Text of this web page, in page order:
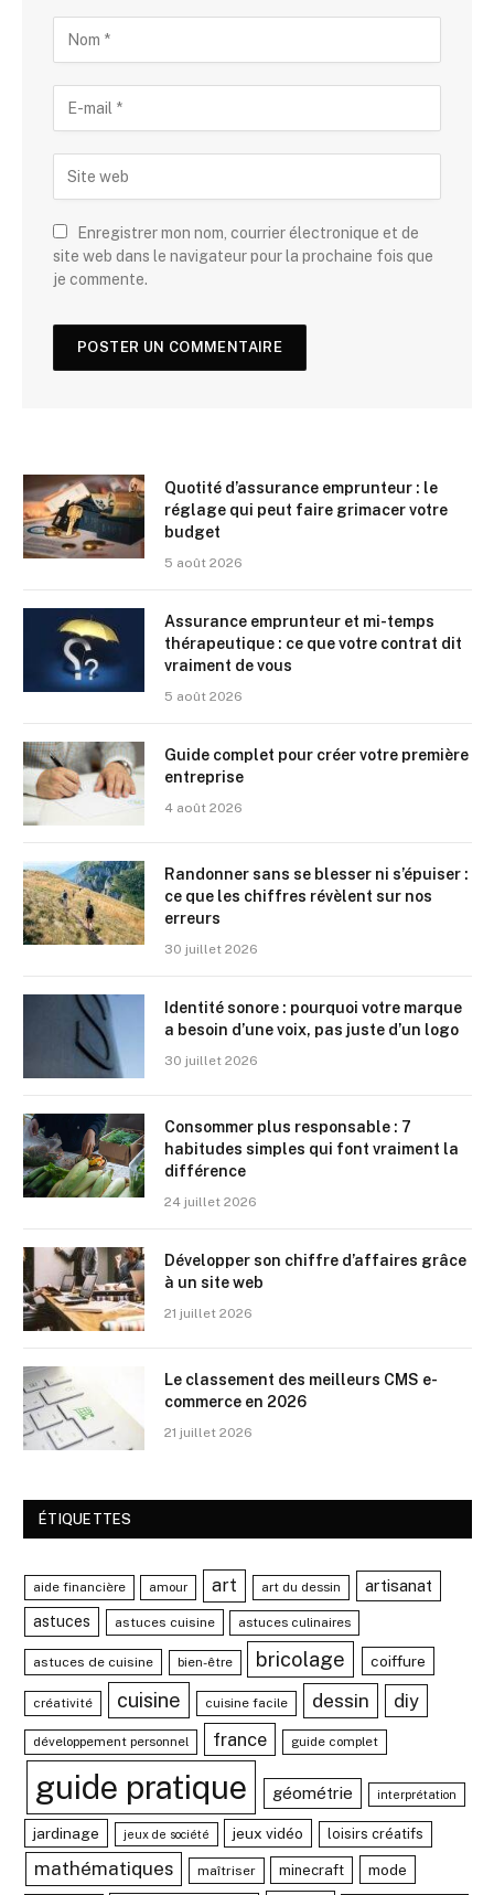
Enregistrer mon nom, courrier électronique et de
site web dans le navigateur pour la prochaine fois que
je commente.
Quotité d’assurance emprunteur : le
réglage qui peut faire grimacer votre
budget
5 août 2026
Assurance emprunteur et mi-temps
thérapeutique : ce que votre contrat dit
vraiment de vous
5 août 2026
Guide complet pour créer votre première
entreprise
4 août 2026
Randonner sans se blesser ni s’épuiser :
ce que les chiffres révèlent sur nos
erreurs
30 juillet 2026
Identité sonore : pourquoi votre marque
a besoin d’une voix, pas juste d’un logo
30 juillet 2026
Consommer plus responsable : 7
habitudes simples qui font vraiment la
différence
24 juillet 2026
Développer son chiffre d’affaires grâce
à un site web
21 juillet 2026
Le classement des meilleurs CMS e-
commerce en 2026
21 juillet 2026
ÉTIQUETTES
aide financière amour art art du dessin artisanat
astuces astuces cuisine astuces culinaires
astuces de cuisine bien-être bricolage coiffure
créativité cuisine cuisine facile dessin diy
développement personnel france guide complet
guide pratique géométrie interprétation
jardinage jeux de société jeux vidéo loisirs créatifs
mathématiques maîtriser minecraft mode